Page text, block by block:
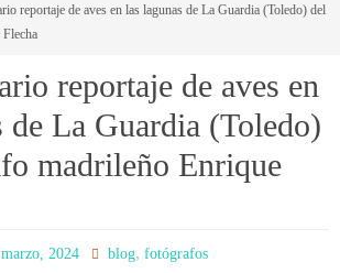
reportaje de aves en las lagunas de La Guardia (Toledo) del
reportaje de aves en
de La Guardia (Toledo)
madrileño Enrique
2024 blog, fotógrafos